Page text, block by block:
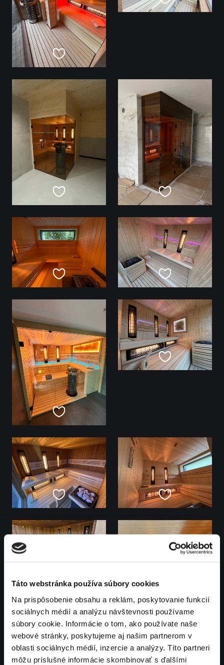
Táto webstránka používa súbory cookies
Na prispôsobenie obsahu a reklám, poskytovanie funkcií
sociálnych médií a analýzu návštevnosti používame
súbory cookie. Informácie o tom, ako používate naše
webové stránky, poskytujeme aj našim partnerom v
oblasti sociálnych médií, inzercie a analýzy. Títo partneri
môžu príslušné informácie skombinovať s ďalšími